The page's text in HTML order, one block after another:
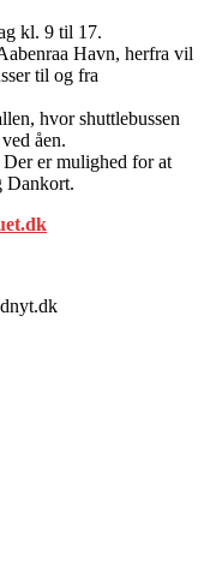
kl. 9 til 17.
Havn, herfra vil
til og fra
hvor shuttlebussen
åen.
er mulighed for at
Dankort.